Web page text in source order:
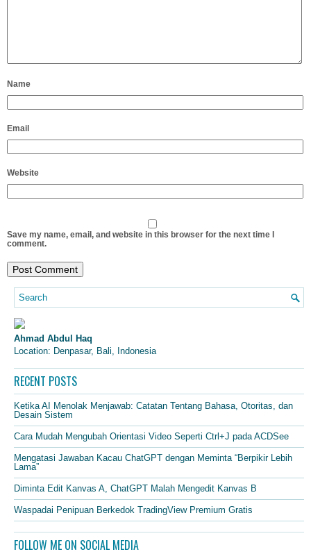
Name
Email
Website
Save my name, email, and website in this browser for the next time I
comment.
Ahmad Abdul Haq
Location: Denpasar, Bali, Indonesia
RECENT POSTS
Ketika AI Menolak Menjawab: Catatan Tentang Bahasa, Otoritas, dan
Desain Sistem
Cara Mudah Mengubah Orientasi Video Seperti Ctrl+J pada ACDSee
Mengatasi Jawaban Kacau ChatGPT dengan Meminta “Berpikir Lebih
Lama”
Diminta Edit Kanvas A, ChatGPT Malah Mengedit Kanvas B
Waspadai Penipuan Berkedok TradingView Premium Gratis
FOLLOW ME ON SOCIAL MEDIA